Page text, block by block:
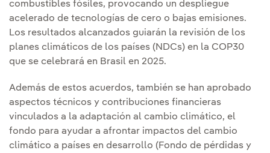
combustibles fósiles, provocando un despliegue
acelerado de tecnologías de cero o bajas emisiones.
Los resultados alcanzados guiarán la revisión de los
planes climáticos de los países (NDCs) en la COP30
que se celebrará en Brasil en 2025.
Además de estos acuerdos, también se han aprobado
aspectos técnicos y contribuciones financieras
vinculados a la adaptación al cambio climático, el
fondo para ayudar a afrontar impactos del cambio
climático a países en desarrollo (Fondo de pérdidas y